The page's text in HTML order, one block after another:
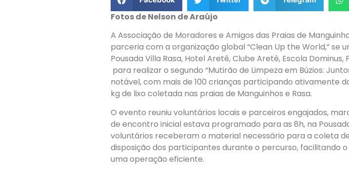
Fotos de Nelson de Araújo
A Associação de Moradores e Amigos das Praias de
parceria com a organização global “Clean Up the World,” se
Pousada Villa Rasa, Hotel Aretê, Clube Aretê, Escola
para realizar o segundo “Mutirão de Limpeza em Búzios:
notável, com mais de 100 crianças participando ativamente
kg de lixo coletada nas praias de Manguinhos e Rasa.
O evento reuniu voluntários locais e parceiros engajados,
de encontro inicial estava programado para as 8h, na
voluntários receberam o material necessário para a coleta
disposição dos participantes durante o percurso, facilitando
uma operação eficiente.